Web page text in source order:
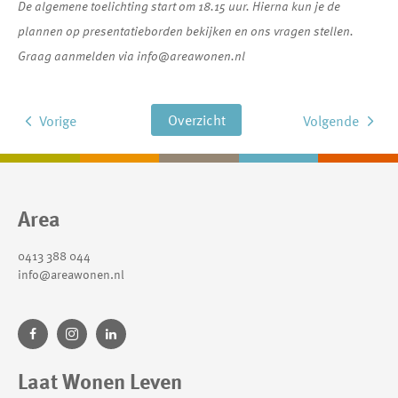
De algemene toelichting start om 18.15 uur. Hierna kun je de
plannen op presentatieborden bekijken en ons vragen stellen.
Graag aanmelden via info@areawonen.nl
Volgende
Overzicht
Vorige
Contactinformatie
Area
0413 388 044
info@areawonen.nl
Laat Wonen Leven